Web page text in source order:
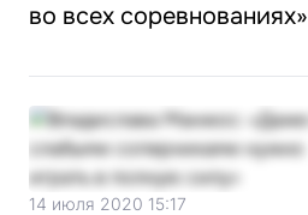
во всех соревнованиях»
14 июля 2020 15:17